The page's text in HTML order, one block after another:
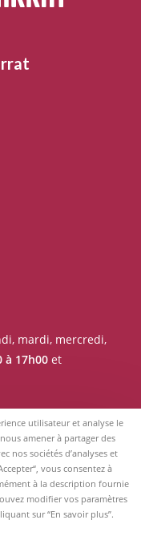
mardi, mercredi,
à 17h00 et
de l’accueil de
utilisateur et analyse le
amener à partager des
nos sociétés d’analyses et
vous consentez à
à la description fournie
modifier vos paramètres
sur “En savoir plus”.